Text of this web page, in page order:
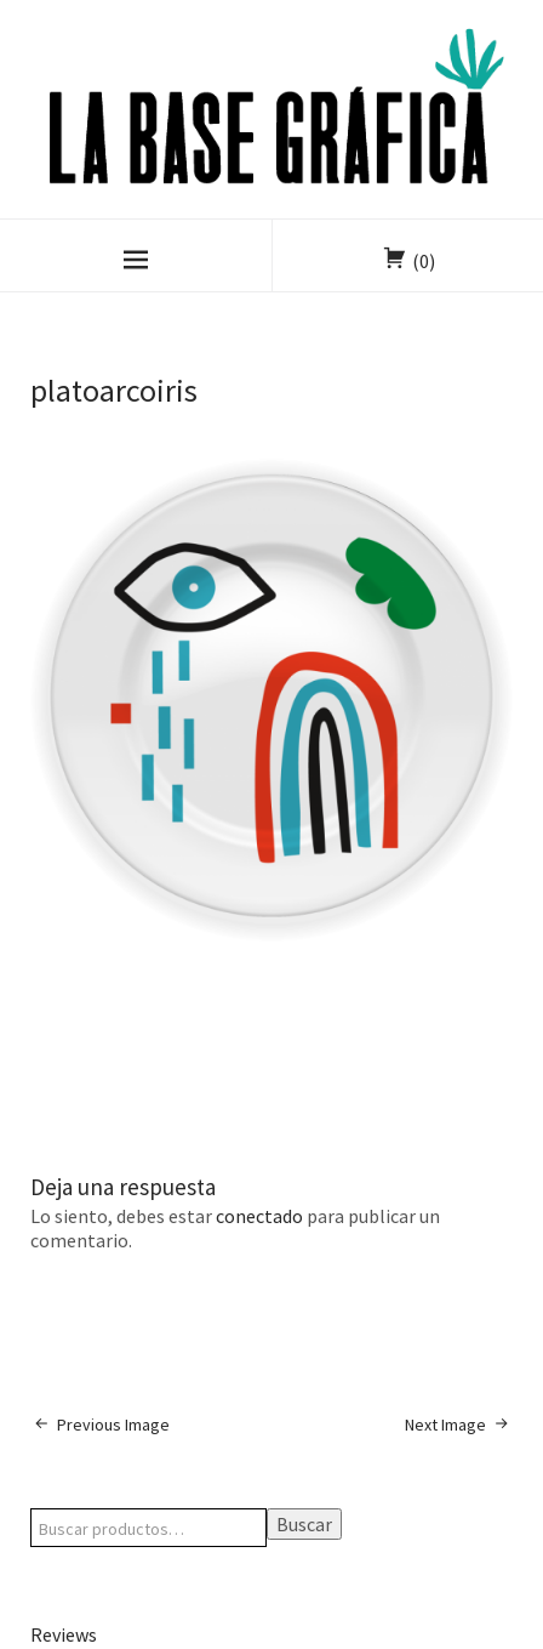
(0)
platoarcoiris
Deja una respuesta
Lo siento, debes estarconectado para publicar un
comentario.
Next Image
Previous Image
Buscar
Reviews